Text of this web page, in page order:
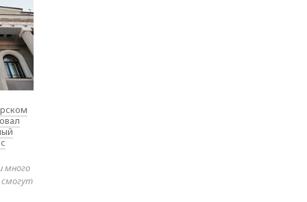
много
смогут